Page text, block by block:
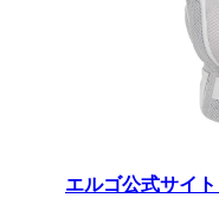
エルゴ公式サイ